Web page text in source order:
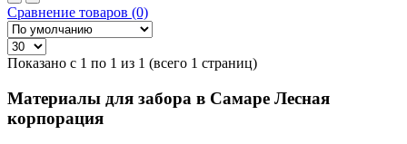
Сравнение товаров (0)
Показано с 1 по 1 из 1 (всего 1 страниц)
Материалы для забора в Самаре Лесная
корпорация